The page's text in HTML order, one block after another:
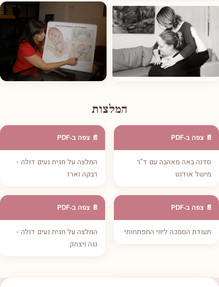
המלצות
📄 צפה ב-PDF
סדנה באה מאהבה עם ד"ר
מישל אודנט
📄 צפה ב-PDF
תעודת הסמכה ליווי התפתחותי
📄 צפה ב-PDF
המלצה על חגית נעים דולה -
רבקה וארז
📄 צפה ב-PDF
המלצה על חגית נעים דולה -
נגה ויצחק